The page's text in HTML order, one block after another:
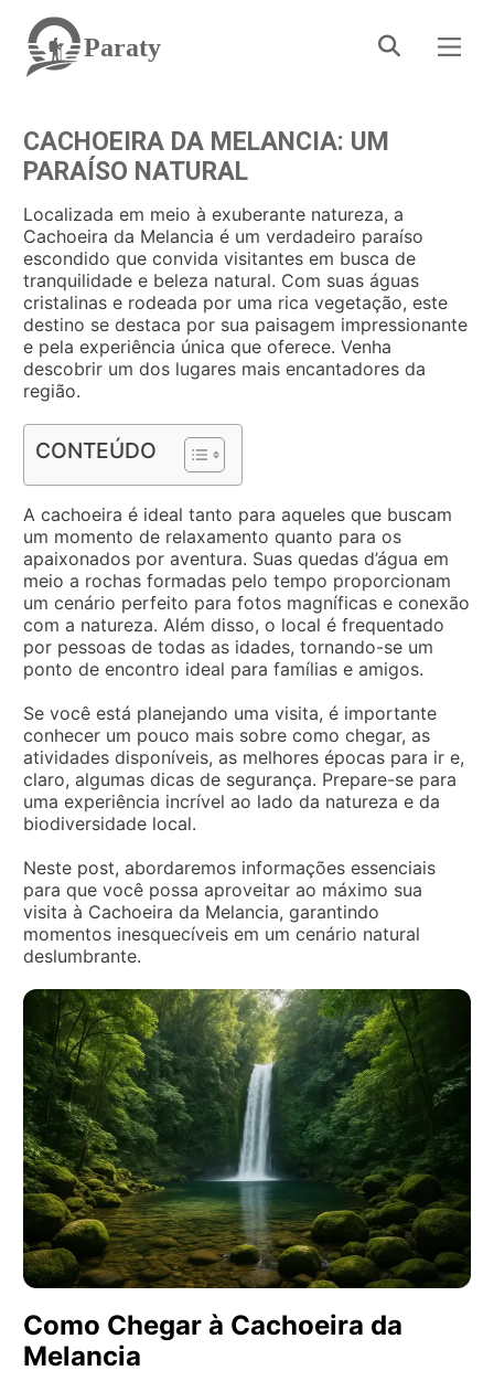
Paraty
CACHOEIRA DA MELANCIA: UM
PARAÍSO NATURAL
Localizada em meio à exuberante natureza, a
Cachoeira da Melancia é um verdadeiro paraíso
escondido que convida visitantes em busca de
tranquilidade e beleza natural. Com suas águas
cristalinas e rodeada por uma rica vegetação, este
destino se destaca por sua paisagem impressionante
e pela experiência única que oferece. Venha
descobrir um dos lugares mais encantadores da
região.
CONTEÚDO
A cachoeira é ideal tanto para aqueles que buscam
um momento de relaxamento quanto para os
apaixonados por aventura. Suas quedas d’água em
meio a rochas formadas pelo tempo proporcionam
um cenário perfeito para fotos magníficas e conexão
com a natureza. Além disso, o local é frequentado
por pessoas de todas as idades, tornando-se um
ponto de encontro ideal para famílias e amigos.
Se você está planejando uma visita, é importante
conhecer um pouco mais sobre como chegar, as
atividades disponíveis, as melhores épocas para ir e,
claro, algumas dicas de segurança. Prepare-se para
uma experiência incrível ao lado da natureza e da
biodiversidade local.
Neste post, abordaremos informações essenciais
para que você possa aproveitar ao máximo sua
visita à Cachoeira da Melancia, garantindo
momentos inesquecíveis em um cenário natural
deslumbrante.
Como Chegar à Cachoeira da
Melancia